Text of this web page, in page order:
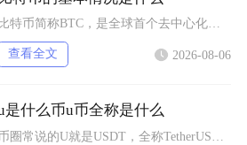
比特币简称BTC，是全球首个去中心化加密数字资产，依托区块链与工作量证明机制运行，无任何中
查看全文 2026-08-06
是什么币u币全称是什么